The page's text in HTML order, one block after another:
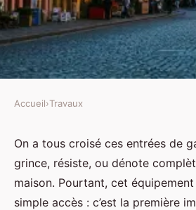
Équipement
Villefranche-sur-
d'achat et
Accueil›Travaux
On a tous croisé ces entrées de
grince, résiste, ou dénote
maison. Pourtant, cet équipement
simple accès : c’est la première